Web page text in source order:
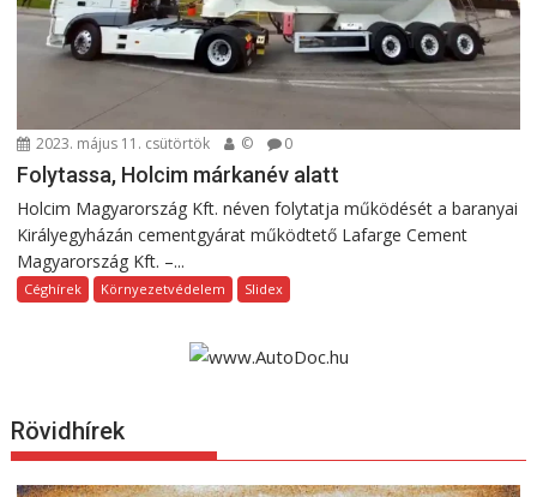
2023. május 11. csütörtök © 0
Folytassa, Holcim márkanév alatt
Holcim Magyarország Kft. néven folytatja működését a baranyai
Királyegyházán cementgyárat működtető Lafarge Cement
Magyarország Kft. –...
Céghírek Környezetvédelem Slidex
Rövidhírek